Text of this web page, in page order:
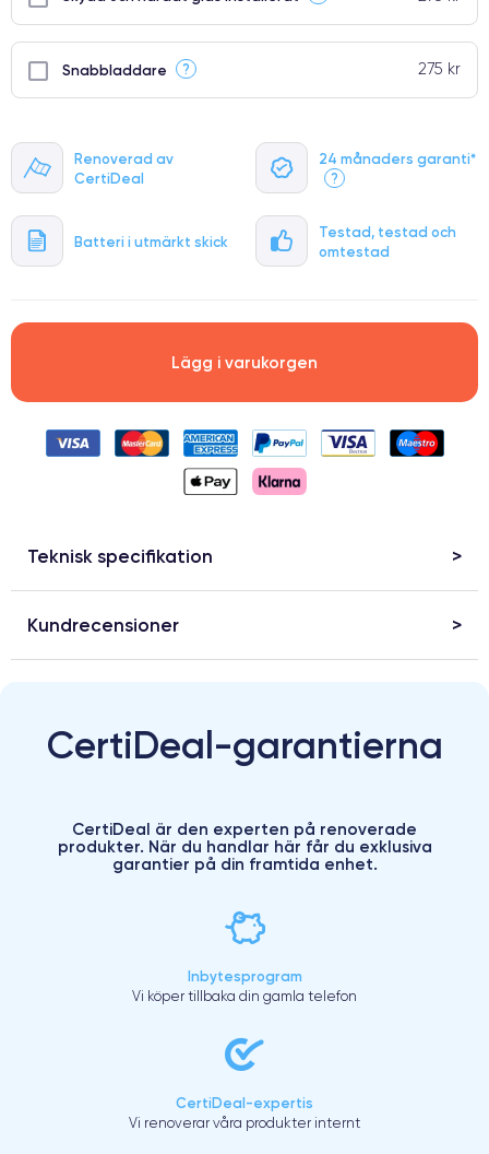
Renoverad av
CertiDeal
24 månaders garanti*
?
Batteri i utmärkt skick
Testad, testad och
omtestad
Snabbladdare ? 275 kr
Lägg i varukorgen
Teknisk specifikation
Kundrecensioner
CertiDeal-garantierna
CertiDeal är den experten på renoverade
produkter. När du handlar här får du exklusiva
garantier på din framtida enhet.
Inbytesprogram
Vi köper tillbaka din gamla telefon
CertiDeal-expertis
Vi renoverar våra produkter internt